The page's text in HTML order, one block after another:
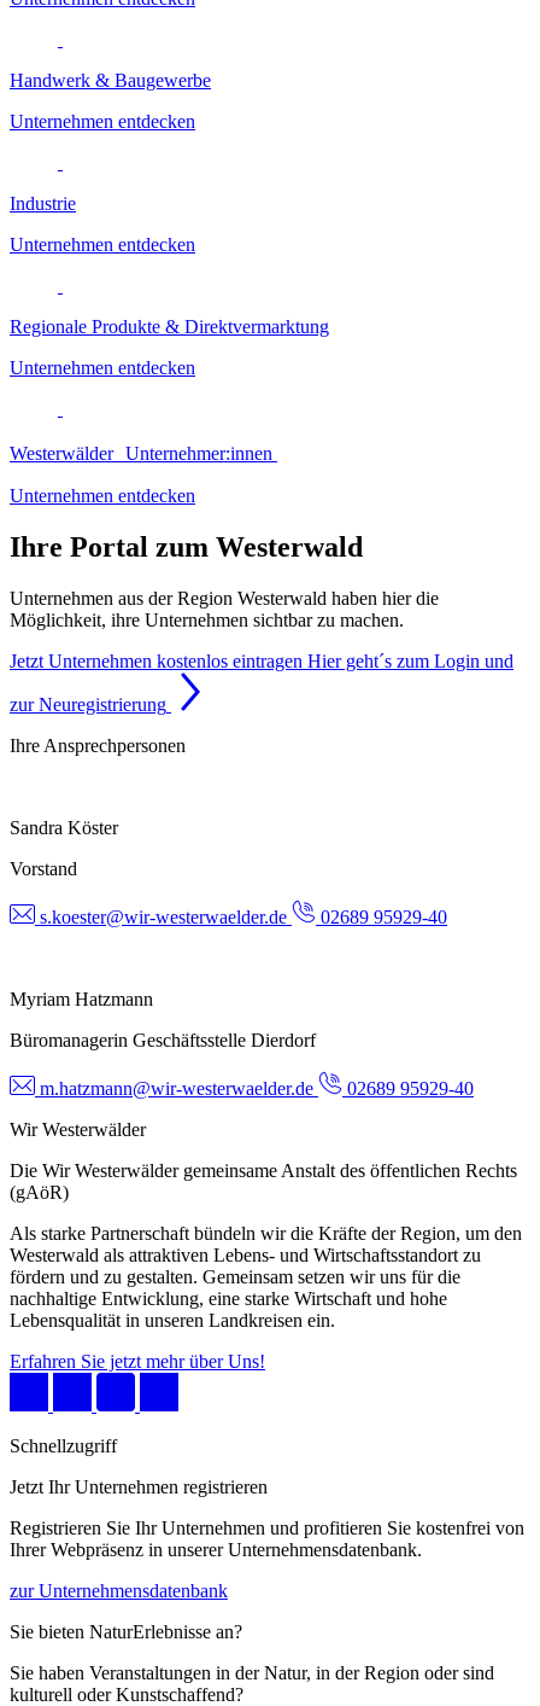
Handwerk & Baugewerbe
Unternehmen entdecken
Industrie
Unternehmen entdecken
Regionale Produkte & Direktvermarktung
Unternehmen entdecken
Westerwälder Unternehmer:innen
Unternehmen entdecken
Ihre Portal zum Westerwald
Unternehmen aus der Region Westerwald haben hier die
Möglichkeit, ihre Unternehmen sichtbar zu machen.
Jetzt Unternehmen kostenlos eintragen Hier geht´s zum Login und
zur Neuregistrierung
Ihre Ansprechpersonen
Sandra Köster
Vorstand
s.koester@wir-westerwaelder.de 02689 95929-40
Myriam Hatzmann
Büromanagerin Geschäftsstelle Dierdorf
m.hatzmann@wir-westerwaelder.de
02689 95929-40
Wir Westerwälder
Die Wir Westerwälder gemeinsame Anstalt des öffentlichen Rechts
(gAöR)
Als starke Partnerschaft bündeln wir die Kräfte der Region, um den
Westerwald als attraktiven Lebens- und Wirtschaftsstandort zu
fördern und zu gestalten. Gemeinsam setzen wir uns für die
nachhaltige Entwicklung, eine starke Wirtschaft und hohe
Lebensqualität in unseren Landkreisen ein.
Erfahren Sie jetzt mehr über Uns!
Schnellzugriff
Jetzt Ihr Unternehmen registrieren
Registrieren Sie Ihr Unternehmen und profitieren Sie kostenfrei von
Ihrer Webpräsenz in unserer Unternehmensdatenbank.
zur Unternehmensdatenbank
Sie bieten NaturErlebnisse an?
Sie haben Veranstaltungen in der Natur, in der Region oder sind
kulturell oder Kunstschaffend?